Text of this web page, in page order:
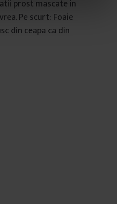
prost mascate in
Pe scurt: Foaie
din ceapa ca din